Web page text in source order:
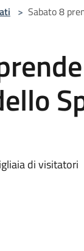
> Sabato 8
di visitatori